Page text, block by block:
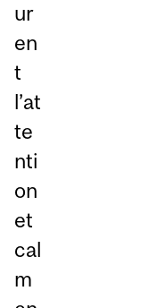
ur
en
t
l’at
te
nti
on
et
cal
m